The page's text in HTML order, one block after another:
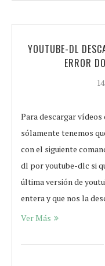
YOUTUBE-DL
ERROR
Para descargar
sólamente tenemos
con el siguiente
dl por youtube-dlc si
última versión de
entera y que nos la
Ver Más